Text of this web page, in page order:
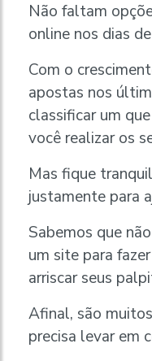
Não faltam
online nos dias
Com o
apostas nos
classificar um
você realizar os
Mas fique
justamente para
Sabemos que
um site para
arriscar seus
Afinal, são
precisa levar em